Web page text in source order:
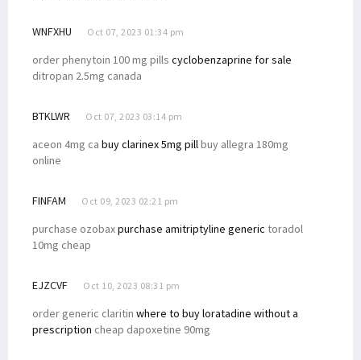
WNFXHU Oct 07, 2023 01:34 pm
order phenytoin 100 mg pills cyclobenzaprine for sale
ditropan 2.5mg canada
BTKLWR Oct 07, 2023 03:14 pm
aceon 4mg ca buy clarinex 5mg pillbuy allegra 180mg
online
FINFAM Oct 09, 2023 02:21 pm
purchase ozobaxpurchase amitriptyline generic toradol
10mg cheap
EJZCVF Oct 10, 2023 08:31 pm
order generic claritin where to buy loratadine without a
prescription cheap dapoxetine 90mg